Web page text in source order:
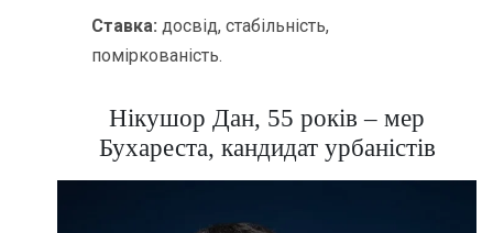
Ставка: досвід, стабільність,
поміркованість.
Нікушор Дан, 55 років – мер
Бухареста, кандидат урбаністів